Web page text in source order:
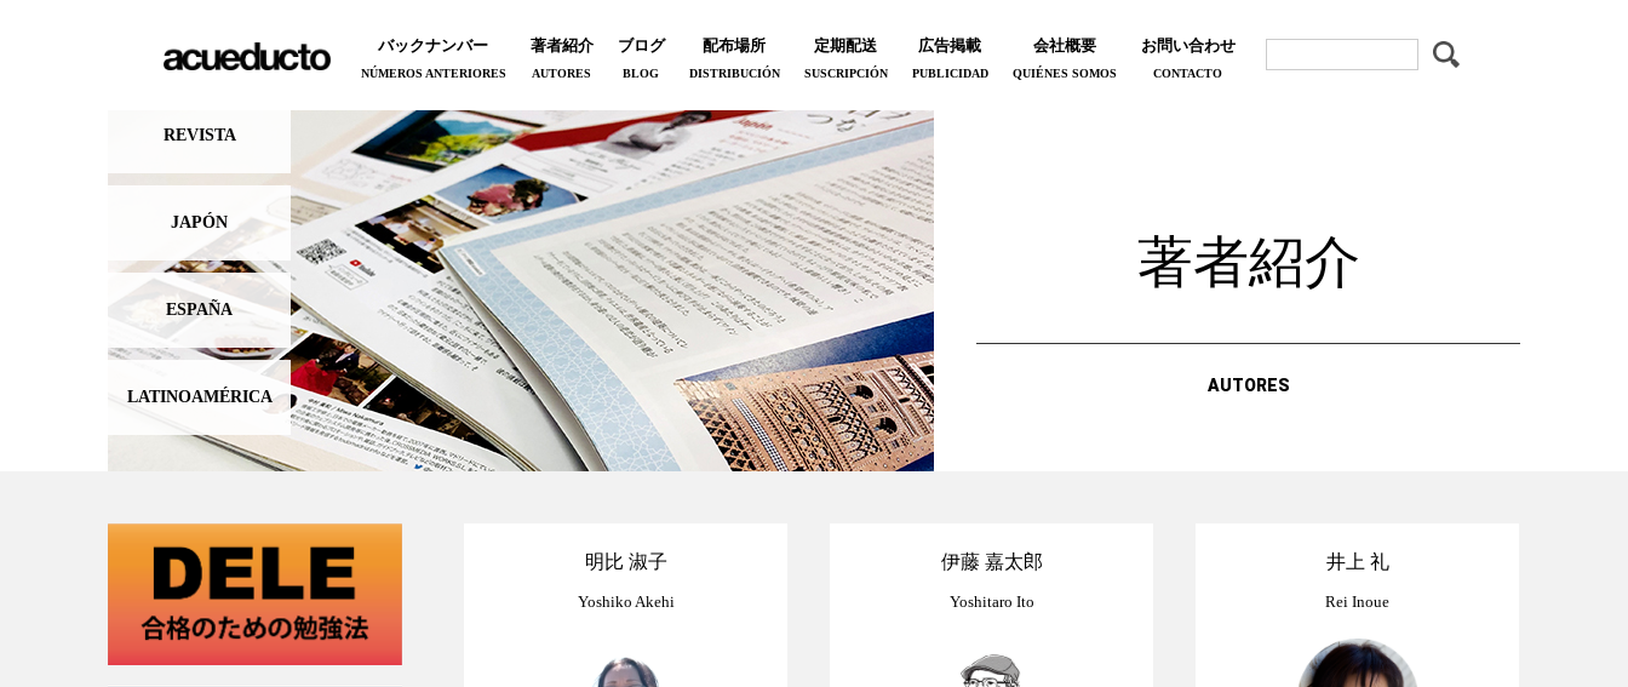
バックナンバー
NÚMEROS ANTERIORES
著者紹介
AUTORES
ブログ
BLOG
配布場所
DISTRIBUCIÓN
定期配送
SUSCRIPCIÓN
広告掲載
PUBLICIDAD
会社概要
QUIÉNES SOMOS
お問い合わせ
CONTACTO
REVISTA
JAPÓN
ESPAÑA
LATINOAMÉRICA
著者紹介
AUTORES
明比 淑子
Yoshiko Akehi
伊藤 嘉太郎
Yoshitaro Ito
井上 礼
Rei Inoue